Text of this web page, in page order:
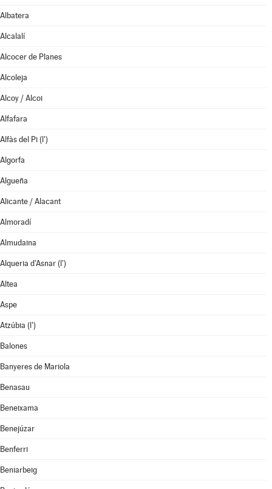
Albatera
Alcalalí
Alcocer de Planes
Alcoleja
Alcoy / Alcoi
Alfafara
Alfàs del Pi (l')
Algorfa
Algueña
Alicante / Alacant
Almoradí
Almudaina
Alqueria d'Asnar (l')
Altea
Aspe
Atzúbia (l')
Balones
Banyeres de Mariola
Benasau
Beneixama
Benejúzar
Benferri
Beniarbeig